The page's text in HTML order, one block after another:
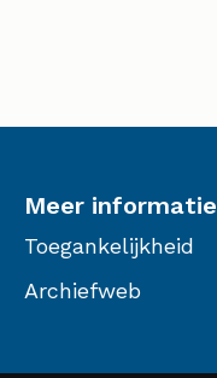
Meer informatie
Toegankelijkheid
Archiefweb